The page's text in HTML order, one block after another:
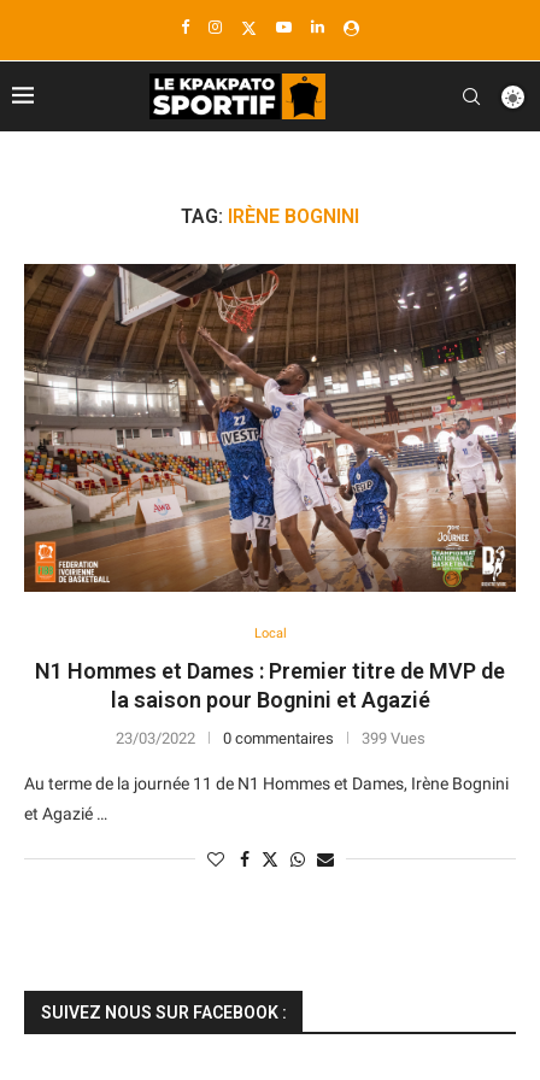
TAG: IRÈNE BOGNINI
Local
N1 Hommes et Dames : Premier titre de MVP de
la saison pour Bognini et Agazié
23/03/2022 0 commentaires 399 Vues
Au terme de la journée 11 de N1 Hommes et Dames, Irène Bognini
et Agazié …
SUIVEZ NOUS SUR FACEBOOK :